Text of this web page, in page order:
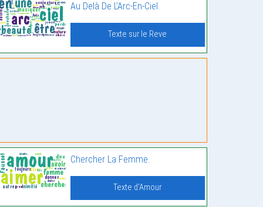
Au Delà De L’Arc-En-Ciel.
Texte sur le Reve
Chercher La Femme.
Texte d'Amour